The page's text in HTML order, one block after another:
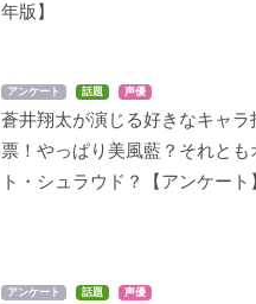
年版】
アンケート 話題 声優
蒼井翔太が演じる好きなキャラ
票！やっぱり美風藍？それとも
ト・シュラウド？【アンケート
アンケート 話題 声優